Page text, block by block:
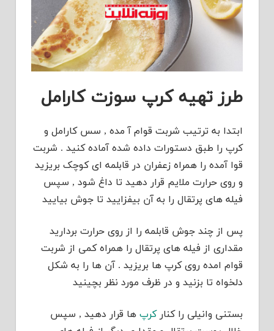
طرز تهیه کرپ سوزت کارامل
ابتدا به ترتیب شربت قوام آ مده , سس کارامل و
کرپ را طبق دستورات داده شده آماده کنید . شربت
قوا آمده را همراه زعفران در قابلمه ای کوچک بریزید
و روی حرارت ملایم قرار دهید تا داغ شود , سپس
فیله های پرتقال را به آن بیفزایید تا جوش بیایید
پس از چند جوش قابلمه را از روی حرارت بردارید
مقداری از فیله های پرتقال را همراه کمی از شربت
قوام امده روی کرپ ها بریزید . آن ها را به شکل
دلخواه تا بزنید و در ظرف مورد نظر بچینید
بستنی وانیلی را کنارکرپ ها قرار دهید , سپس